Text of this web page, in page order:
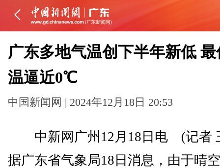
广东多地气温创下半年新低
温逼近0℃
中国新闻网 | 2024年12月18日 20:53
中新网广州12月18日电 (记者
据广东省气象局18日消息，由于晴